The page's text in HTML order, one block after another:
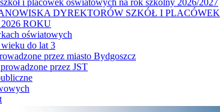
i placówek oświatowych na rok szkolny 2026/2027
DYREKTORÓW SZKÓŁ I PLACÓWEK
ROKU
oświatowych
do lat 3
przez miasto Bydgoszcz
przez JST